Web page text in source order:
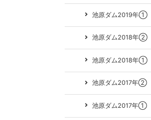
池原ダム2019年①
池原ダム2018年②
池原ダム2018年①
池原ダム2017年②
池原ダム2017年①